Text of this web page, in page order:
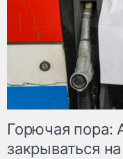
Горючая пора:
закрываться